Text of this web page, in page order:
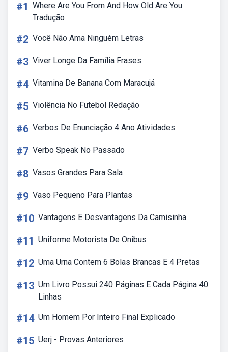
#1 Where Are You From And How Old Are You
Tradução
#2 Você Não Ama Ninguém Letras
#3 Viver Longe Da Família Frases
#4 Vitamina De Banana Com Maracujá
#5 Violência No Futebol Redação
#6 Verbos De Enunciação 4 Ano Atividades
#7 Verbo Speak No Passado
#8 Vasos Grandes Para Sala
#9 Vaso Pequeno Para Plantas
#10 Vantagens E Desvantagens Da Camisinha
#11 Uniforme Motorista De Onibus
#12 Uma Urna Contem 6 Bolas Brancas E 4 Pretas
#13 Um Livro Possui 240 Páginas E Cada Página 40
Linhas
#14 Um Homem Por Inteiro Final Explicado
#15 Uerj - Provas Anteriores